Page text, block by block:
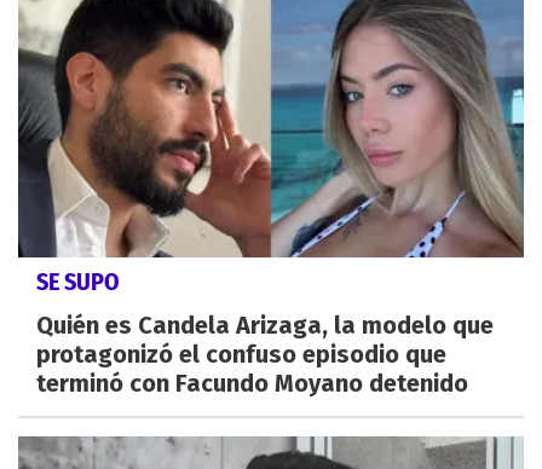
SE SUPO
Quién es Candela Arizaga, la modelo que
protagonizó el confuso episodio que
terminó con Facundo Moyano detenido